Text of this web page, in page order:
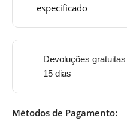
especificado
Devoluções
15 dias
Métodos de Pagamento: